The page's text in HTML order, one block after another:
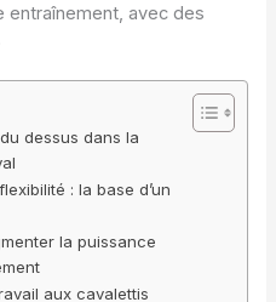
entraînement, avec des
dessus dans la
: la base d’un
la puissance
aux cavalettis